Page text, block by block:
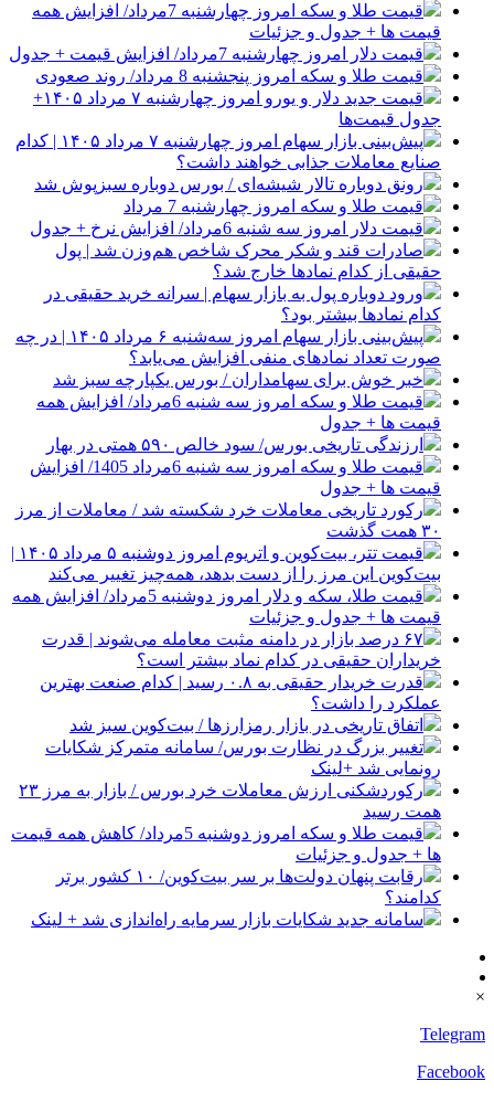
قیمت طلا و سکه امروز چهارشنبه 7مرداد/ افزایش همه
قیمت ها + جدول و جزئیات
قیمت دلار امروز چهارشنبه 7مرداد/ افزایش قیمت + جدول
قیمت طلا و سکه امروز پنجشنبه 8 مرداد/ روند صعودی
قیمت جدید دلار و یورو امروز چهارشنبه ۷ مرداد ۱۴۰۵+
جدول قیمت‌ها
پیش‌بینی بازار سهام امروز چهارشنبه ۷ مرداد ۱۴۰۵ | کدام
صنایع معاملات جذابی خواهند داشت؟
رونق دوباره تالار شیشه‌ای / بورس دوباره سبزپوش شد
قیمت طلا و سکه امروز چهارشنبه 7 مرداد
قیمت دلار امروز سه شنبه 6مرداد/ افزایش نرخ + جدول
صادرات قند و شکر محرک شاخص هم‌وزن شد | پول
حقیقی از کدام نماد‌ها خارج شد؟
ورود دوباره پول به بازار سهام | سرانه خرید حقیقی در
کدام نماد‌ها بیشتر بود؟
پیش‌بینی بازار سهام امروز سه‌شنبه ۶ مرداد ۱۴۰۵ | در چه
صورت تعداد نماد‌های منفی افزایش می‌یابد؟
خبر خوش برای سهامداران / بورس یکپارچه سبز شد
قیمت طلا و سکه امروز سه شنبه 6مرداد/ افزایش همه
قیمت ها + جدول
ارزندگی تاریخی بورس/ سود خالص ۵۹۰ همتی در بهار
قیمت طلا و سکه امروز سه شنبه 6مرداد 1405/ افزایش
قیمت ها + جدول
رکورد تاریخی معاملات خرد شکسته شد / معاملات از مرز
۳۰ همت گذشت
قیمت تتر، بیت‌کوین و اتریوم امروز دوشنبه ۵ مرداد ۱۴۰۵ |
بیت‌کوین این مرز را از دست بدهد، همه‌چیز تغییر می‌کند
قیمت طلا، سکه و دلار امروز دوشنبه 5مرداد/ افزایش همه
قیمت ها + جدول و جزئیات
۶۷ درصد بازار در دامنه مثبت معامله می‌شوند | قدرت
خریداران حقیقی در کدام نماد بیشتر است؟
قدرت خریدار حقیقی به ۰.۸ رسید | کدام صنعت بهترین
عملکرد را داشت؟
اتفاق تاریخی در بازار رمزارزها / بیت‌کوین سبز شد
تغییر بزرگ در نظارت بورس/ سامانه متمرکز شکایات
رونمایی شد +لینک
رکوردشکنی ارزش معاملات خرد بورس / بازار به مرز ۲۳
همت رسید
قیمت طلا و سکه امروز دوشنبه 5مرداد/ کاهش همه قیمت
ها + جدول و جزئیات
رقابت پنهان دولت‌ها بر سر بیت‌کوین/ ۱۰ کشور برتر
کدامند؟
سامانه جدید شکایات بازار سرمایه راه‌اندازی شد + لینک
×
Telegram
Facebook